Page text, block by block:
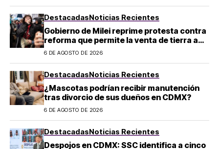
DestacadasNoticias Recientes
Gobierno de Milei reprime protesta contra
reforma que permite la venta de tierra a
extranjeros en Argentina
6 DE AGOSTO DE 2026
DestacadasNoticias Recientes
¿Mascotas podrían recibir manutención
tras divorcio de sus dueños en CDMX?
6 DE AGOSTO DE 2026
DestacadasNoticias Recientes
Despojos en CDMX: SSC identifica a cinco